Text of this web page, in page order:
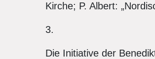
Kirche; P. Albert:
3.
Die Initiative der